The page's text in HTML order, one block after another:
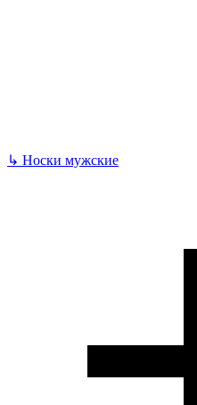
↳ Носки мужские